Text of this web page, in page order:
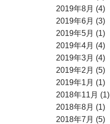
2019年8月 (4)
2019年6月 (3)
2019年5月 (1)
2019年4月 (4)
2019年3月 (4)
2019年2月 (5)
2019年1月 (1)
2018年11月 (1)
2018年8月 (1)
2018年7月 (5)